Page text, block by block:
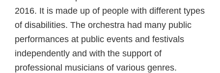
2016. It is made up of people with different types
of disabilities. The orchestra had many public
performances at public events and festivals
independently and with the support of
professional musicians of various genres.